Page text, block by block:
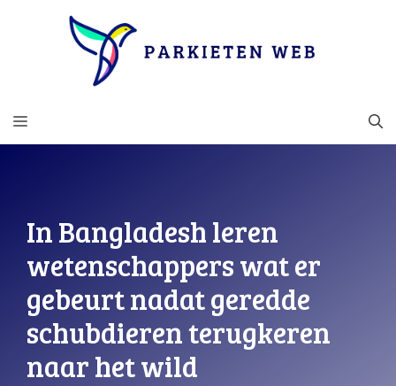
MENU
In Bangladesh leren
wetenschappers wat er
gebeurt nadat geredde
schubdieren terugkeren
naar het wild